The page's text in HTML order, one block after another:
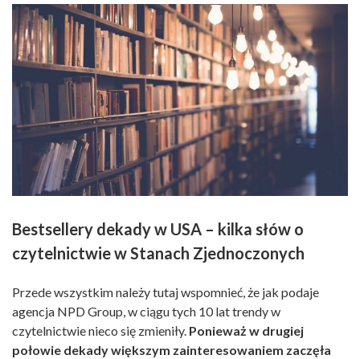
Bestsellery dekady w USA – kilka słów o
czytelnictwie w Stanach Zjednoczonych
Przede wszystkim należy tutaj wspomnieć, że jak podaje
agencja NPD Group, w ciągu tych 10 lat trendy w
czytelnictwie nieco się zmieniły. Ponieważ w drugiej
połowie dekady większym zainteresowaniem zaczęła